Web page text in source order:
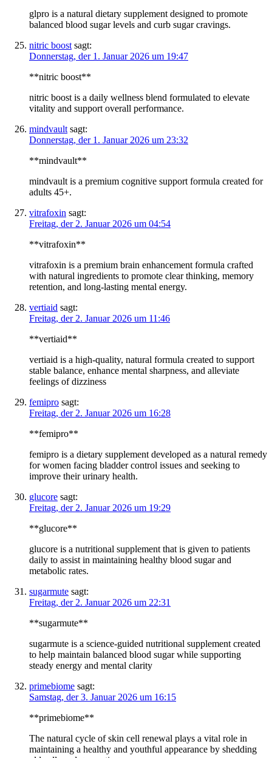
glpro is a natural dietary supplement designed to promote
balanced blood sugar levels and curb sugar cravings.
nitric boost sagt:
Donnerstag, der 1. Januar 2026 um 19:47
**nitric boost**
nitric boost is a daily wellness blend formulated to elevate
vitality and support overall performance.
mindvault sagt:
Donnerstag, der 1. Januar 2026 um 23:32
**mindvault**
mindvault is a premium cognitive support formula created for
adults 45+.
vitrafoxin sagt:
Freitag, der 2. Januar 2026 um 04:54
**vitrafoxin**
vitrafoxin is a premium brain enhancement formula crafted
with natural ingredients to promote clear thinking, memory
retention, and long-lasting mental energy.
vertiaid sagt:
Freitag, der 2. Januar 2026 um 11:46
**vertiaid**
vertiaid is a high-quality, natural formula created to support
stable balance, enhance mental sharpness, and alleviate
feelings of dizziness
femipro sagt:
Freitag, der 2. Januar 2026 um 16:28
**femipro**
femipro is a dietary supplement developed as a natural remedy
for women facing bladder control issues and seeking to
improve their urinary health.
glucore sagt:
Freitag, der 2. Januar 2026 um 19:29
**glucore**
glucore is a nutritional supplement that is given to patients
daily to assist in maintaining healthy blood sugar and
metabolic rates.
sugarmute sagt:
Freitag, der 2. Januar 2026 um 22:31
**sugarmute**
sugarmute is a science-guided nutritional supplement created
to help maintain balanced blood sugar while supporting
steady energy and mental clarity
primebiome sagt:
Samstag, der 3. Januar 2026 um 16:15
**primebiome**
The natural cycle of skin cell renewal plays a vital role in
maintaining a healthy and youthful appearance by shedding